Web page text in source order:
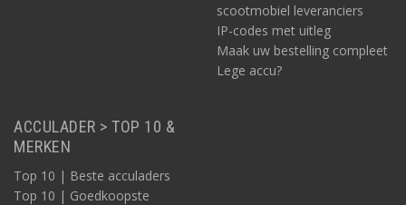
scootmobiel leveranciers
IP-codes met uitleg
Maak uw bestelling compleet
Lege accu?
ACCULADER > TOP 10 &
MERKEN
Top 10 | Beste acculaders
Top 10 | Goedkoopste